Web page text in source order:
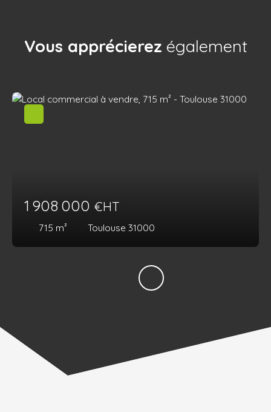
Vous apprécierez également
1 908 000 €HT
715 m² Toulouse 31000